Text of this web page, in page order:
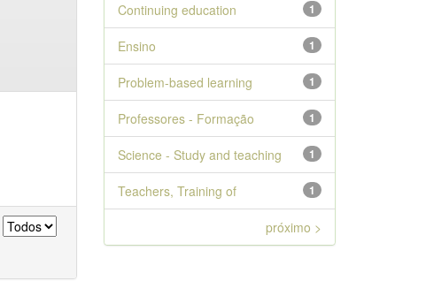
1
Continuing education
1
Ensino
1
Problem-based learning
1
Professores - Formação
1
Science - Study and teaching
1
Teachers, Training of
próximo >